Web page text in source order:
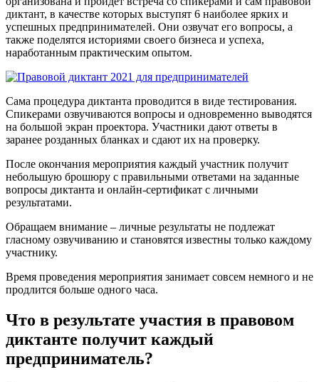
диктант, в качестве которых выступят 6 наиболее ярких и
успешных предпринимателей. Они озвучат его вопросы, а
также поделятся историями своего бизнеса и успеха,
наработанным практическим опытом.
Сама процедура диктанта проводится в виде тестирования.
Спикерами озвучиваются вопросы и одновременно выводятся
на большой экран проектора. Участники дают ответы в
заранее розданных бланках и сдают их на проверку.
После окончания мероприятия каждый участник получит
небольшую брошюру с правильными ответами на заданные
вопросы диктанта и онлайн-сертификат с личными
результатами.
Обращаем внимание – личные результаты не подлежат
гласному озвучиванию и становятся известны только каждому
участнику.
Время проведения мероприятия занимает совсем немного и не
продлится больше одного часа.
Что в результате участия в правовом
диктанте получит каждый
предприниматель?